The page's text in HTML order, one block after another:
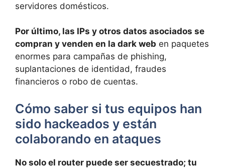
servidores domésticos.
Por último, las IPs y otros datos asociados se
compran y venden en la dark web en paquetes
enormes para campañas de phishing,
suplantaciones de identidad, fraudes
financieros o robo de cuentas.
Cómo saber si tus equipos han
sido hackeados y están
colaborando en ataques
No solo el router puede ser secuestrado; tu